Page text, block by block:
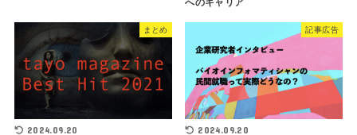
まとめ
2024.09.20
記事広告
2024.09.20